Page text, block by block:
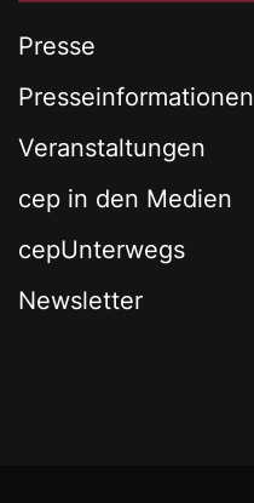
Presse
Presseinformationen
Veranstaltungen
cep in den Medien
cepUnterwegs
Newsletter